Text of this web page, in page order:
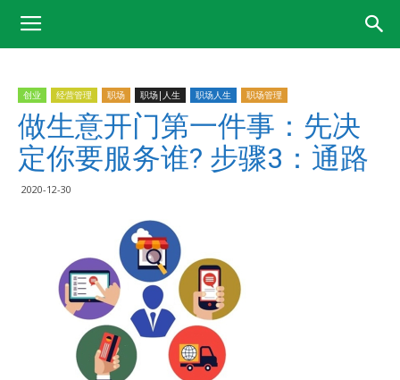
创业 经营管理 职场 职场|人生 职场人生 职场管理
做生意开门第一件事：先决
定你要服务谁? 步骤3：通路
2020-12-30